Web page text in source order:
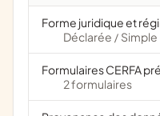
Forme juridique et
Déclarée / Simple
Formulaires CERFA
2 formulaires